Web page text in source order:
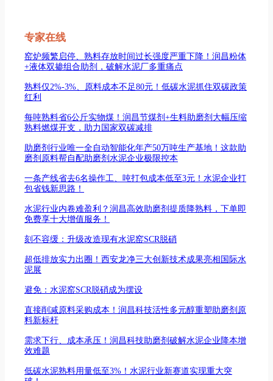
专家在线
窑炉频繁启停、熟料存放时间过长强度严重下降！润昌粉体
+液体双掺组合助剂，破解水泥厂多重痛点
熟料仅2%-3%、原料成本不足80元！低碳水泥抓住双碳政策
红利
每吨熟料省6公斤实物煤！润昌节煤剂+生料助磨剂大幅压缩
熟料燃煤开支，助力国家双碳减排
助磨剂行业唯一全自动智能化年产50万吨生产基地！这款助
磨剂原料帮自配助磨剂水泥企业极限控本
一条产线省去6名操作工、吨打包成本低至3元！水泥企业打
包省钱新思路！
水泥行业内卷难盈利？润昌高效助磨剂提质降熟料，下单即
免费享十大增值服务！
刻不容缓：升级改造现有水泥窑SCR脱硝
超低排放实力出圈！西安龙净三大创新技术成果亮相国际水
泥展
避免：水泥窑SCR脱硝成为摆设
直接削减原料采购成本！润昌科技活性多元醇重塑助磨剂原
料新标杆
需求下行、成本承压！润昌科技助磨剂破解水泥企业降本增
效难题
低碳水泥熟料用量低至3%！水泥行业新赛道实现重大突